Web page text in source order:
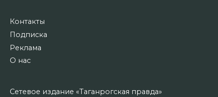
Контакты
Подписка
Реклама
О нас
Сетевое издание «Таганрогская правда»